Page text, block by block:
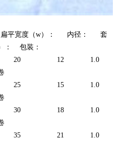
平宽度（w）： 内径： 套
： 包装：
020 20 12 1.0
025 25 15 1.0
030 30 18 1.0
035 35 21 1.0